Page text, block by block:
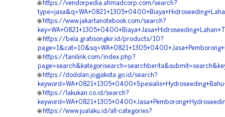
🌐 https://vendorpedia.ahmadcorp.com/search?
🌐 https://www.jakartanotebook.com/search?
🌐 https://bela.gratisongkir.id/products/10?
🌐 https://tanilink.com/index.php?
🌐 https://dodolan.jogjakota.go.id/search?
🌐 https://lakukan.co.id/search?
🌐 https://www.jualaku.id/all-categories?